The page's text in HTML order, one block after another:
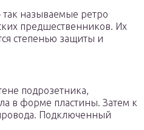
так называемые ретро
предшественников. Их
степенью защиты и
подрозетника,
в форме пластины. Затем к
Подключенный